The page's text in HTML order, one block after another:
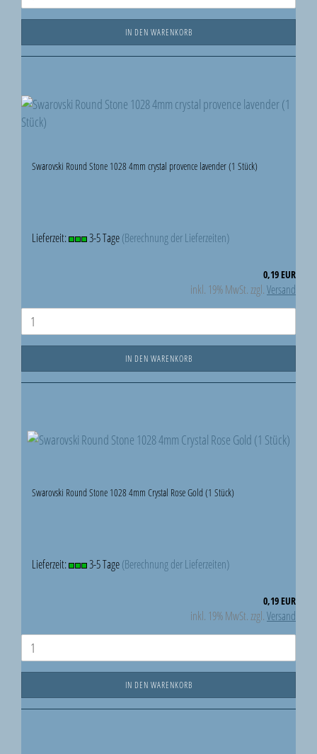
IN DEN WARENKORB
Swarovski Round Stone 1028 4mm crystal provence lavender (1 Stück)
Lieferzeit: 3-5 Tage(Berechnung der Lieferzeiten)
0,19 EUR
inkl. 19% MwSt. zzgl.Versand
IN DEN WARENKORB
Swarovski Round Stone 1028 4mm Crystal Rose Gold (1 Stück)
Lieferzeit: 3-5 Tage(Berechnung der Lieferzeiten)
0,19 EUR
inkl. 19% MwSt. zzgl.Versand
IN DEN WARENKORB